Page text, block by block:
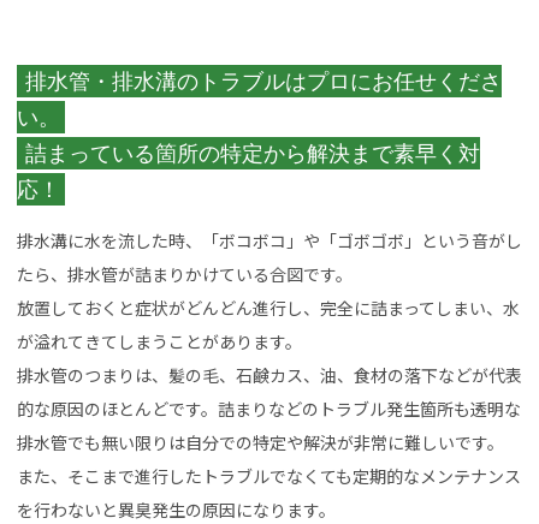
排水管・排水溝のトラブルはプロにお任せくださ
い。
詰まっている箇所の特定から解決まで素早く対
応！
排水溝に水を流した時、「ボコボコ」や「ゴボゴボ」という音がし
たら、排水管が詰まりかけている合図です。
放置しておくと症状がどんどん進行し、完全に詰まってしまい、水
が溢れてきてしまうことがあります。
排水管のつまりは、髪の毛、石鹸カス、油、食材の落下などが代表
的な原因のほとんどです。詰まりなどのトラブル発生箇所も透明な
排水管でも無い限りは自分での特定や解決が非常に難しいです。
また、そこまで進行したトラブルでなくても定期的なメンテナンス
を行わないと異臭発生の原因になります。